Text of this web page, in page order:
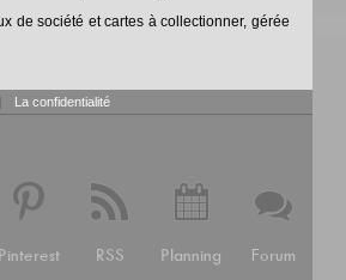
de société et cartes à collectionner, gérée
| La confidentialité
Pinterest RSS Planning Forum